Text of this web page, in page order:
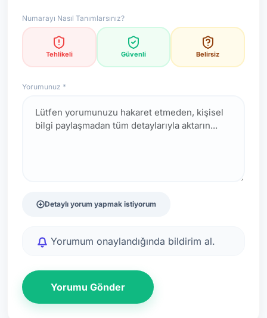
güncellenir.
Numarayı Nasıl Tanımlarsınız?
Tehlikeli Güvenli Belirsiz
Yorumunuz *
Detaylı yorum yapmak istiyorum
Yorumum onaylandığında bildirim al.
Yorumu Gönder